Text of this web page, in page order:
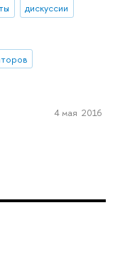
дискуссии
4 мая 2016